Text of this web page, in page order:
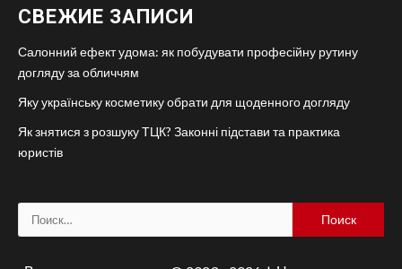
СВЕЖИЕ ЗАПИСИ
Салонний ефект удома: як побудувати професійну рутину
догляду за обличчям
Яку українську косметику обрати для щоденного догляду
Як знятися з розшуку ТЦК? Законні підстави та практика
юристів
Найти: